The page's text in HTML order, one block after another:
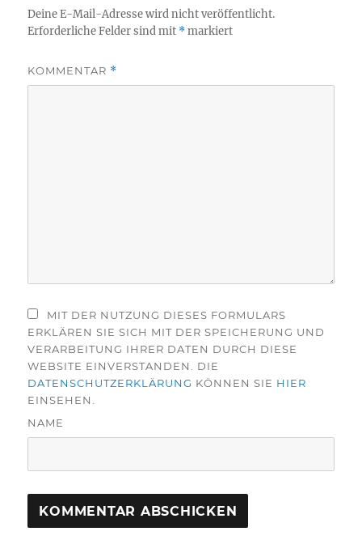
Deine E-Mail-Adresse wird nicht veröffentlicht.
Erforderliche Felder sind mit *markiert
KOMMENTAR *
MIT DER NUTZUNG DIESES FORMULARS
ERKLÄREN SIE SICH MIT DER SPEICHERUNG UND
VERARBEITUNG IHRER DATEN DURCH DIESE
WEBSITE EINVERSTANDEN. DIE
DATENSCHUTZERKLÄRUNG KÖNNEN SIE HIER
EINSEHEN.
NAME